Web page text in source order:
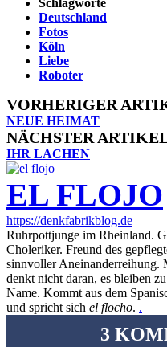
Deutschland
Fotos
Köln
Liebe
Roboter
VORHERIGER
NEUE HEIMAT
NÄCHSTER
IHR LACHEN
EL FLOJO
https://denkfabrikblog.de
Ruhrpottjunge im Rheinland.
Choleriker. Freund des
sinnvoller Aneinanderreihung.
denkt nicht daran, es bleiben
Name. Kommt aus dem
und spricht sich el flocho. .
3